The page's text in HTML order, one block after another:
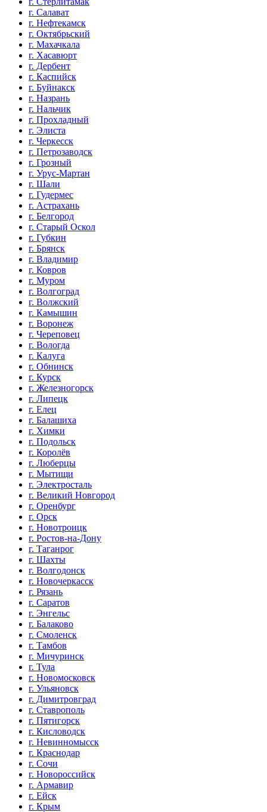
г. Салават
г. Нефтекамск
г. Октябрьский
г. Махачкала
г. Хасавюрт
г. Дербент
г. Каспийск
г. Буйнакск
г. Назрань
г. Нальчик
г. Прохладный
г. Элиста
г. Черкесск
г. Петрозаводск
г. Грозный
г. Урус-Мартан
г. Шали
г. Гудермес
г. Астрахань
г. Белгород
г. Старый Оскол
г. Губкин
г. Брянск
г. Владимир
г. Ковров
г. Муром
г. Волгоград
г. Волжский
г. Камышин
г. Воронеж
г. Череповец
г. Вологда
г. Калуга
г. Обнинск
г. Курск
г. Железногорск
г. Липецк
г. Елец
г. Балашиха
г. Химки
г. Подольск
г. Королёв
г. Люберцы
г. Мытищи
г. Электросталь
г. Великий Новгород
г. Оренбург
г. Орск
г. Новотроицк
г. Ростов-на-Дону
г. Таганрог
г. Шахты
г. Волгодонск
г. Новочеркасск
г. Рязань
г. Саратов
г. Энгельс
г. Балаково
г. Смоленск
г. Тамбов
г. Мичуринск
г. Тула
г. Новомосковск
г. Ульяновск
г. Димитровград
г. Ставрополь
г. Пятигорск
г. Кисловодск
г. Невинномысск
г. Краснодар
г. Сочи
г. Новороссийск
г. Армавир
г. Ейск
г. Крым